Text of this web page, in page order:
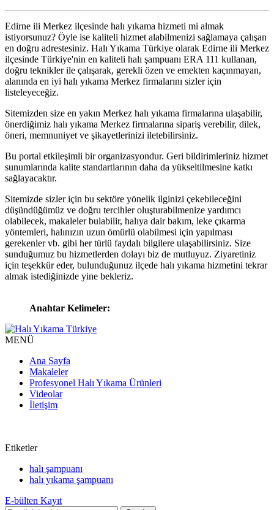
Edirne ili Merkez ilçesinde halı yıkama hizmeti mi almak
istiyorsunuz? Öyle ise kaliteli hizmet alabilmenizi sağlamaya çalışan
en doğru adrestesiniz. Halı Yıkama Türkiye olarak Edirne ili Merkez
ilçesinde Türkiye'nin en kaliteli halı şampuanı ERA 111 kullanan,
doğru teknikler ile çalışarak, gerekli özen ve emekten kaçınmayan,
alanında en iyi halı yıkama Merkez firmalarını sizler için
listeleyeceğiz.
Sitemizden size en yakın Merkez halı yıkama firmalarına ulaşabilir,
önerdiğimiz halı yıkama Merkez firmalarına sipariş verebilir, dilek,
öneri, memnuniyet ve şikayetlerinizi iletebilirsiniz.
Bu portal etkileşimli bir organizasyondur. Geri bildirimleriniz hizmet
sunumlarında kalite standartlarının daha da yükseltilmesine katkı
sağlayacaktır.
Sitemizde sizler için bu sektöre yönelik ilginizi çekebileceğini
düşündüğümüz ve doğru tercihler oluşturabilmenize yardımcı
olabilecek, makaleler bulabilir, halıya dair bakım, leke çıkarma
yöntemleri, halınızın uzun ömürlü olabilmesi için yapılması
gerekenler vb. gibi her türlü faydalı bilgilere ulaşabilirsiniz. Size
sunduğumuz bu hizmetlerden dolayı biz de mutluyuz. Ziyaretiniz
için teşekkür eder, bulunduğunuz ilçede halı yıkama hizmetini tekrar
almak istediğinizde yine bekleriz.
Anahtar Kelimeler:
MENÜ
Ana Sayfa
Makaleler
Profesyonel Halı Yıkama Ürünleri
Videolar
İletişim
Etiketler
halı şampuanı
halı yıkama şampuanı
E-bülten Kayıt